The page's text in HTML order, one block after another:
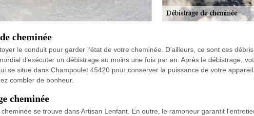
cheminée
le conduit pour garder l’état de votre cheminée. D’ailleurs, ce sont ces
d’exécuter un débistrage au moins une fois par an. Après le débistrage,
se situe dans Champoulet 45420 pour conserver la puissance de votre
combler de bonheur.
cheminée
se trouve dans Artisan Lenfant. En outre, le ramoneur garantit